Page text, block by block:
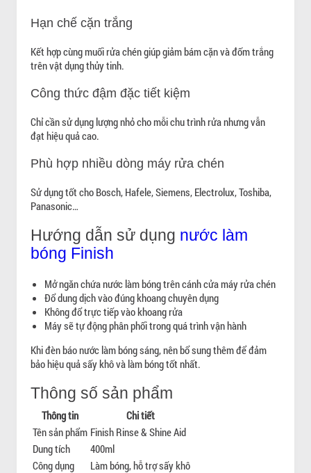
Hạn chế cặn trắng
Kết hợp cùng muối rửa chén giúp giảm bám cặn và đốm trắng
trên vật dụng thủy tinh.
Công thức đậm đặc tiết kiệm
Chỉ cần sử dụng lượng nhỏ cho mỗi chu trình rửa nhưng vẫn
đạt hiệu quả cao.
Phù hợp nhiều dòng máy rửa chén
Sử dụng tốt cho Bosch, Hafele, Siemens, Electrolux, Toshiba,
Panasonic…
Hướng dẫn sử dụng nước làm
bóng Finish
Mở ngăn chứa nước làm bóng trên cánh cửa máy rửa chén
Đổ dung dịch vào đúng khoang chuyên dụng
Không đổ trực tiếp vào khoang rửa
Máy sẽ tự động phân phối trong quá trình vận hành
Khi đèn báo nước làm bóng sáng, nên bổ sung thêm để đảm
bảo hiệu quả sấy khô và làm bóng tốt nhất.
Thông số sản phẩm
Thông tin
Chi tiết
Tên sản phẩm Finish Rinse & Shine Aid
Dung tích
400ml
Công dụng
Làm bóng, hỗ trợ sấy khô